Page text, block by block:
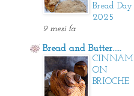
Bread Day
2025
9 mesi fa
Bread and Butter.....
CINNAM
ON
BRIOCHE